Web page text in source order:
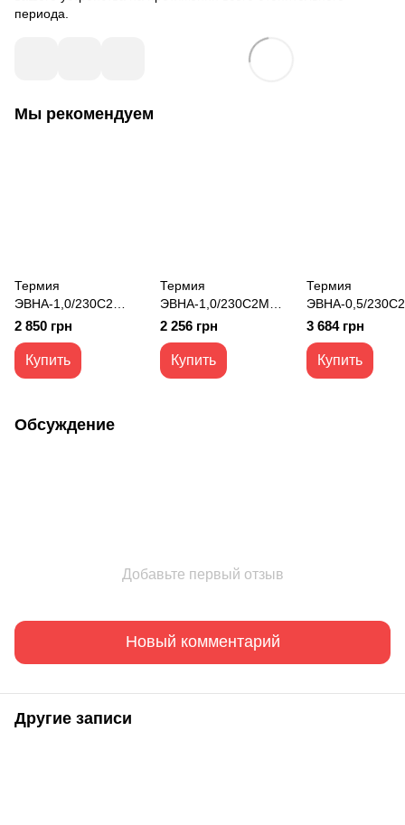
периода.
Мы рекомендуем
Термия
ЭВНА-1,0/230С2
(мбш) конвектор
электрический ЕВРО
Классик 1 кВт
2 850 грн
Купить
Термия
ЭВНА-1,0/230С2М
(ми) конвектор
электрический
ОПТИМА+ Эконом 1
кВт белый
2 256 грн
Купить
Термия
ЭВНА-0,5/
(мбд) конвектор
электрический
SMART WiFi 0,5
3 684 грн
Купить
Обсуждение
Добавьте первый отзыв
Новый комментарий
Другие записи